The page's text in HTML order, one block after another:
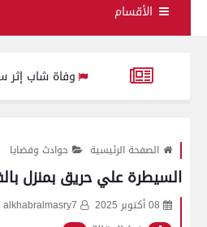
الأقسام
وفاة شاب إثر سقوط لوح
الصفحة الرئيسية حوادث وقضايا
السيطرة علي حريق بمنزل
08 أكتوبر 2025 alkhabralmasry7